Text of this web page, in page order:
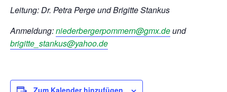
Leitung: Dr. Petra Perge und Brigitte Stankus
Anmeldung:niederbergerpommern@gmx.deund
brigitte_stankus@yahoo.de
Zum Kalender hinzufügen